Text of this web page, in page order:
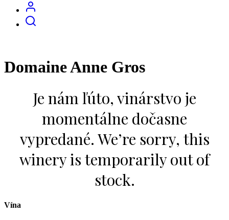
Domaine Anne Gros
Vína